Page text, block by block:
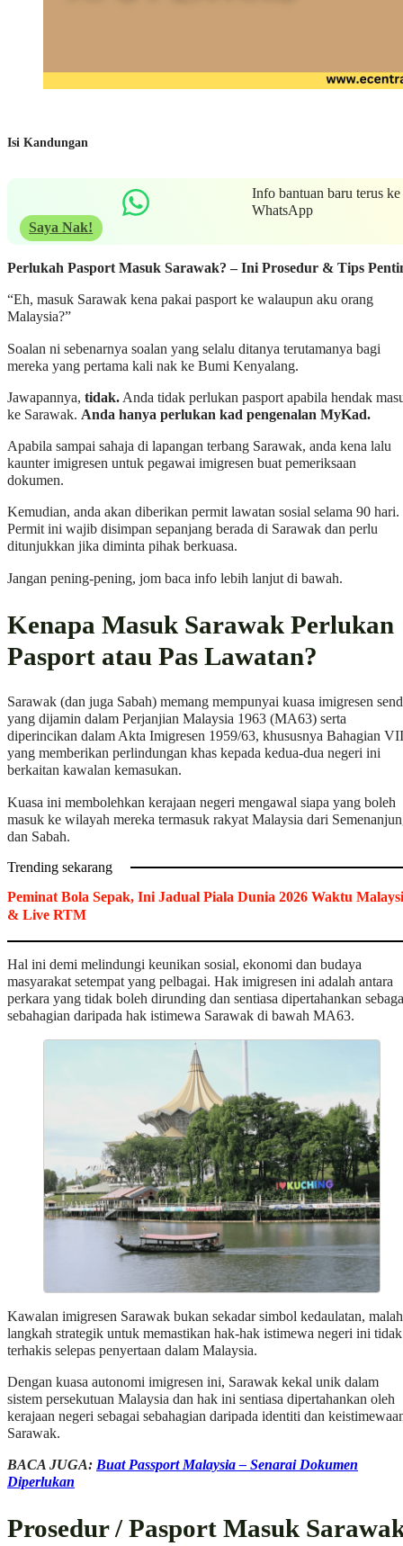
Isi Kandungan
Info bantuan baru terus ke
WhatsApp
Saya Nak!
Perlukah Pasport Masuk Sarawak? – Ini Prosedur & Tips
“Eh, masuk Sarawak kena pakai pasport ke walaupun aku orang
Malaysia?”
Soalan ni sebenarnya soalan yang selalu ditanya terutamanya bagi
mereka yang pertama kali nak ke Bumi Kenyalang.
Jawapannya, tidak.Anda tidak perlukan pasport apabila hendak
ke Sarawak. Anda hanya perlukan kad pengenalan MyKad.
Apabila sampai sahaja di lapangan terbang Sarawak, anda kena lalu
kaunter imigresen untuk pegawai imigresen buat pemeriksaan
dokumen.
Kemudian, anda akan diberikan permit lawatan sosial selama 90 hari.
Permit ini wajib disimpan sepanjang berada di Sarawak dan perlu
ditunjukkan jika diminta pihak berkuasa.
Jangan pening-pening, jom baca info lebih lanjut di bawah.
Kenapa Masuk Sarawak Perlukan
Pasport atau Pas Lawatan?
Sarawak (dan juga Sabah) memang mempunyai kuasa imigresen
yang dijamin dalam Perjanjian Malaysia 1963 (MA63) serta
diperincikan dalam Akta Imigresen 1959/63, khususnya Bahagian VII
yang memberikan perlindungan khas kepada kedua-dua negeri ini
berkaitan kawalan kemasukan.
Kuasa ini membolehkan kerajaan negeri mengawal siapa yang boleh
masuk ke wilayah mereka termasuk rakyat Malaysia dari
dan Sabah.
Trending sekarang
Peminat Bola Sepak, Ini Jadual Piala Dunia 2026 Waktu
& Live RTM
Hal ini demi melindungi keunikan sosial, ekonomi dan budaya
masyarakat setempat yang pelbagai. Hak imigresen ini adalah antara
perkara yang tidak boleh dirunding dan sentiasa dipertahankan
sebahagian daripada hak istimewa Sarawak di bawah MA63.
Kawalan imigresen Sarawak bukan sekadar simbol kedaulatan, malah
langkah strategik untuk memastikan hak-hak istimewa negeri ini tidak
terhakis selepas penyertaan dalam Malaysia.
Dengan kuasa autonomi imigresen ini, Sarawak kekal unik dalam
sistem persekutuan Malaysia dan hak ini sentiasa dipertahankan oleh
kerajaan negeri sebagai sebahagian daripada identiti dan
Sarawak.
BACA JUGA: Buat Passport Malaysia – Senarai Dokumen
Diperlukan
Prosedur / Pasport Masuk